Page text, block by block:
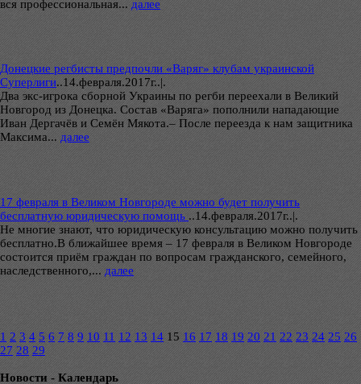
вся профессиональная... далее
Донецкие регбисты предпочли «Варяг» клубам украинской
Суперлиги..14.февраля.2017г..|.
Два экс-игрока сборной Украины по регби переехали в Великий
Новгород из Донецка. Состав «Варяга» пополнили нападающие
Иван Дергачёв и Семён Мякота.– После переезда к нам защитника
Максима... далее
17 февраля в Великом Новгороде можно будет получить
бесплатную юридическую помощь ..14.февраля.2017г..|.
Не многие знают, что юридическую консультацию можно получить
бесплатно.В ближайшее время – 17 февраля в Великом Новгороде
состоится приём граждан по вопросам гражданского, семейного,
наследственного,... далее
1 2 3 4 5 6 7 8 9 10 11 12 13 14 15 16 17 18 19 20 21 22 23 24 25 26
27 28 29
Новости - Календарь